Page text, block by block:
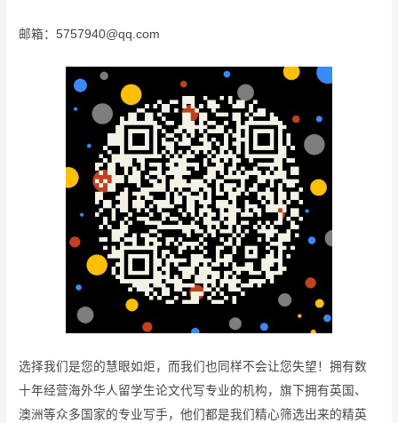
邮箱：5757940@qq.com
选择我们是您的慧眼如炬，而我们也同样不会让您失望！拥有数
十年经营海外华人留学生论文代写专业的机构，旗下拥有英国、
澳洲等众多国家的专业写手，他们都是我们精心筛选出来的精英